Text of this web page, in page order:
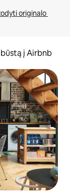
originalo
į Airbnb